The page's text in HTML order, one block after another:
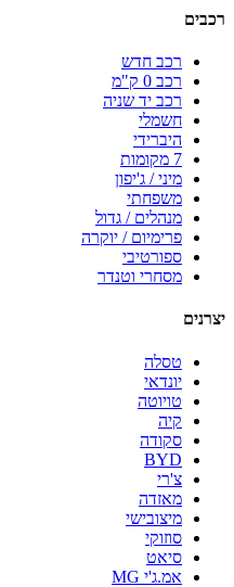
רכבים
רכב חדש
רכב 0 ק"מ
רכב יד שניה
חשמלי
היברידי
7 מקומות
מיני / ג'יפון
משפחתי
מנהלים / גדול
פרימיום / יוקרה
ספורטיבי
מסחרי וטנדר
יצרנים
טסלה
יונדאי
טויוטה
קיה
סקודה
BYD
צ'רי
מאזדה
מיצובישי
סוזוקי
סיאט
אמ.ג'י MG